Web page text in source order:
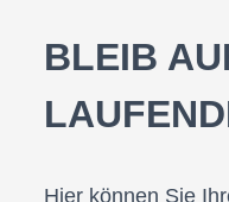
BLEIB
Hier können Sie